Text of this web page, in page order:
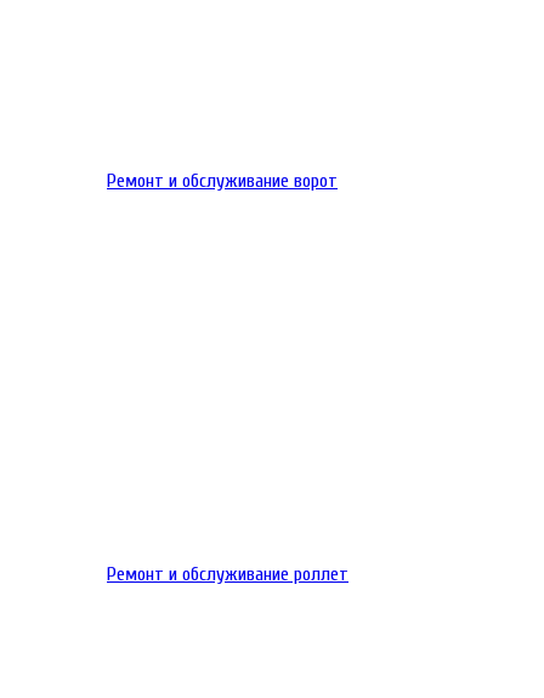
Ремонт и обслуживание ворот
Ремонт и обслуживание роллет